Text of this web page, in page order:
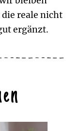
reale nicht
ergänzt.